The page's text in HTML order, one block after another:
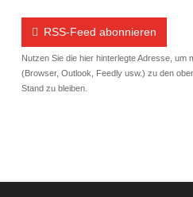
RSS-Feed abonnieren
Nutzen Sie die hier hinterlegte Adresse, um
(Browser, Outlook, Feedly usw.) zu den
Stand zu bleiben.